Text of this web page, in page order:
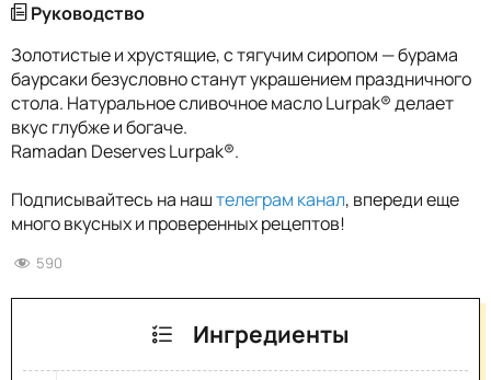
Руководство
Золотистые и хрустящие, с тягучим сиропом — бурама
баурсаки безусловно станут украшением праздничного
стола. Натуральное сливочное масло Lurpak® делает
вкус глубже и богаче.
Ramadan Deserves Lurpak®.
Подписывайтесь на наштелеграм канал, впереди еще
много вкусных и проверенных рецептов!
590
Ингредиенты